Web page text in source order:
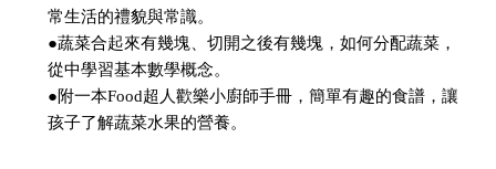
常生活的禮貌與常識。
●蔬菜合起來有幾塊、切開之後有幾塊，如何分配蔬菜，
從中學習基本數學概念。
●附一本Food超人歡樂小廚師手冊，簡單有趣的食譜，讓
孩子了解蔬菜水果的營養。